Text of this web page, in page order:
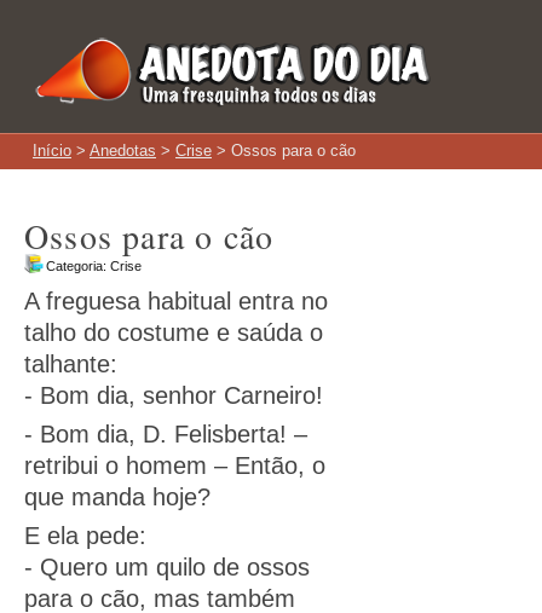
Início > Anedotas > Crise > Ossos para o cão
Ossos para o cão
Categoria: Crise
A freguesa habitual entra no
talho do costume e saúda o
talhante:
- Bom dia, senhor Carneiro!
- Bom dia, D. Felisberta! –
retribui o homem – Então, o
que manda hoje?
E ela pede:
- Quero um quilo de ossos
para o cão, mas também